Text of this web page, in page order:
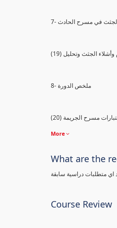
الجثث في مسرح الحادث
8- ملخص الدورة
مسرح الجريمة
More
What are the
اي متطلبات دراسية سابقة
Course Review